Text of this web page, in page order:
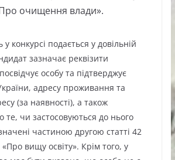
очищення влади».
конкурсі подається у довільній
зазначає реквізити
особу та підтверджує
адресу проживання та
(за наявності), а також
те, чи застосовуються до нього
частиною другою статті 42
вищу освіту». Крім того, у